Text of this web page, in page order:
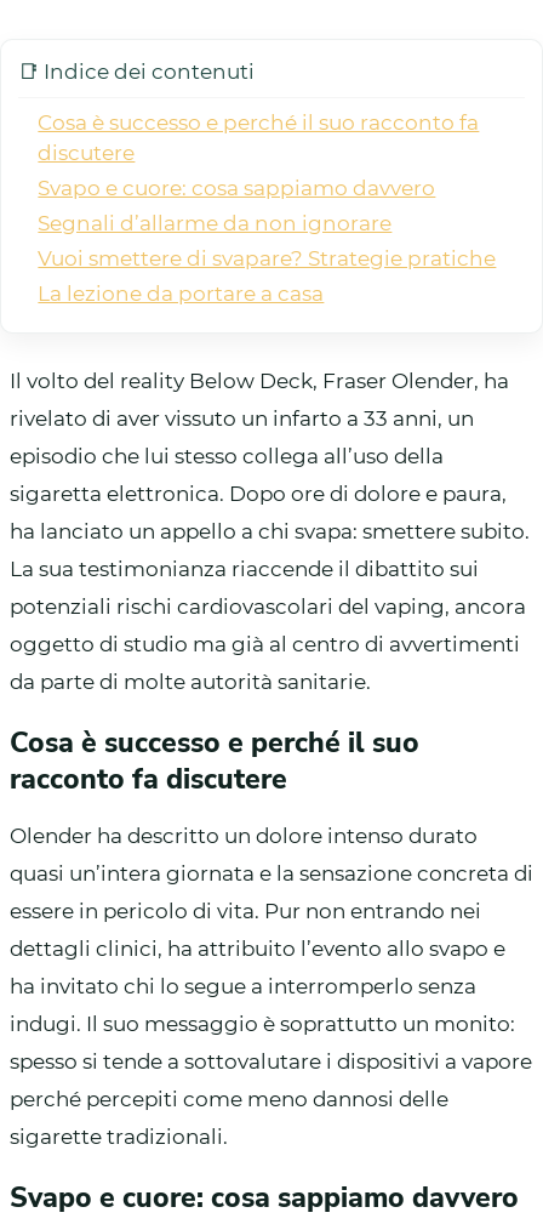
📑 Indice dei contenuti
Cosa è successo e perché il suo racconto fa
discutere
Svapo e cuore: cosa sappiamo davvero
Segnali d’allarme da non ignorare
Vuoi smettere di svapare? Strategie pratiche
La lezione da portare a casa
Il volto del reality Below Deck, Fraser Olender, ha
rivelato di aver vissuto un infarto a 33 anni, un
episodio che lui stesso collega all’uso della
sigaretta elettronica. Dopo ore di dolore e paura,
ha lanciato un appello a chi svapa: smettere subito.
La sua testimonianza riaccende il dibattito sui
potenziali rischi cardiovascolari del vaping, ancora
oggetto di studio ma già al centro di avvertimenti
da parte di molte autorità sanitarie.
Cosa è successo e perché il suo
racconto fa discutere
Olender ha descritto un dolore intenso durato
quasi un’intera giornata e la sensazione concreta di
essere in pericolo di vita. Pur non entrando nei
dettagli clinici, ha attribuito l’evento allo svapo e
ha invitato chi lo segue a interromperlo senza
indugi. Il suo messaggio è soprattutto un monito:
spesso si tende a sottovalutare i dispositivi a vapore
perché percepiti come meno dannosi delle
sigarette tradizionali.
Svapo e cuore: cosa sappiamo davvero